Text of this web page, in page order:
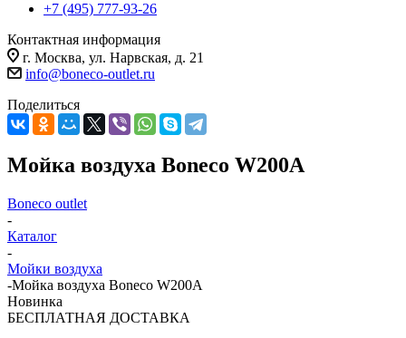
+7 (495) 777-93-26
Контактная информация
г. Москва, ул. Нарвская, д. 21
info@boneco-outlet.ru
Поделиться
Мойка воздуха Boneco W200A
Boneco outlet
-
Каталог
-
Мойки воздуха
-Мойка воздуха Boneco W200A
Новинка
БЕСПЛАТНАЯ ДОСТАВКА